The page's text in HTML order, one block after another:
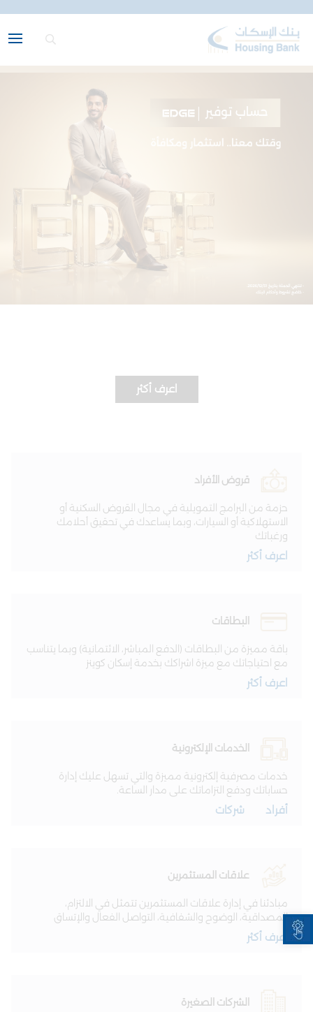
Open toolbar
اعرف أكثر
قروض الأفراد
حزمة من البرامج التمويلية في مجال القروض السكنية أو
الاستهلاكية أو السيارات، وبما يساعدك في تحقيق أحلامك
ورغباتك
اعرف أكثر
البطاقات
باقة مميزة من البطاقات (الدفع المباشر، الائتمانية) وبما يتناسب
مع احتياجاتك مع ميزة اشراكك بخدمة إسكان كوينز
اعرف أكثر
الخدمات الإلكترونية
خدمات مصرفية إلكترونية مميزة والتي تسهل عليك إدارة
حساباتك ودفع التزاماتك على مدار الساعة.
أفراد شركات
علاقات المستثمرين
مبادئنا في إدارة علاقات المستثمرين تتمثل في الالتزام،
المصداقية، الوضوح والشفافية، التواصل الفعال والإتساق
اعرف أكثر
الشركات الصغيرة